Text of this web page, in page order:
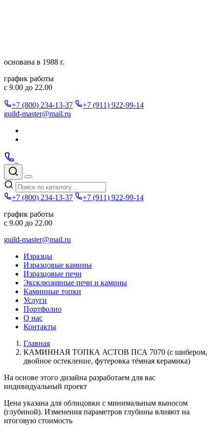
основана в 1988 г.
график работы
с 9.00 до 22.00
+7 (800) 234-13-37
+7 (911) 922-99-14
guild-master@mail.ru
Позвонить
Поиск
по
каталогу
Меню
+7 (800) 234-13-37
+7 (911) 922-99-14
график работы
с 9.00 до 22.00
guild-master@mail.ru
Изразцы
Изразцовые камины
Изразцовые печи
Эксклюзивные печи и камины
Каминные топки
Услуги
Портфолио
О нас
Контакты
Главная
КАМИННАЯ ТОПКА АСТОВ ПСА 7070 (с шибером,
двойное остекление, футеровка тёмная керамика)
На основе этого дизайна разработаем для вас
индивидуальный проект
Цена указана для облицовки с минимальным выносом
(глубиной). Изменения параметров глубины влияют на
итоговую стоимость